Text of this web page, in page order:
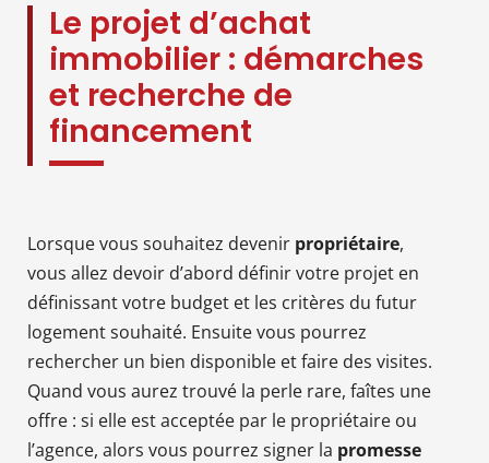
Le projet d’achat
immobilier : démarches
et recherche de
financement
Lorsque vous souhaitez devenir propriétaire,
vous allez devoir d’abord définir votre projet en
définissant votre budget et les critères du futur
logement souhaité. Ensuite vous pourrez
rechercher un bien disponible et faire des visites.
Quand vous aurez trouvé la perle rare, faîtes une
offre : si elle est acceptée par le propriétaire ou
l’agence, alors vous pourrez signer la promesse